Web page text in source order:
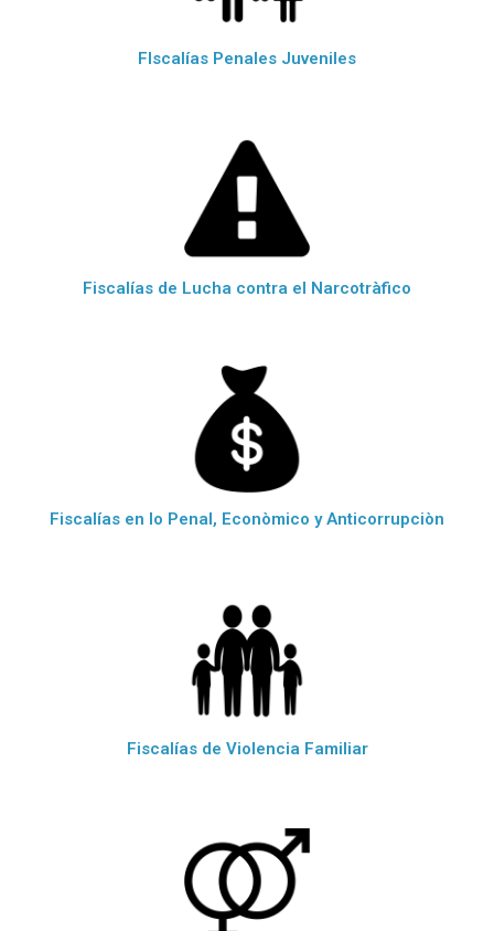
FIscalías Penales Juveniles
Fiscalías de Lucha contra el Narcotràfico
Fiscalías en lo Penal, Econòmico y Anticorrupciòn
Fiscalías de Violencia Familiar